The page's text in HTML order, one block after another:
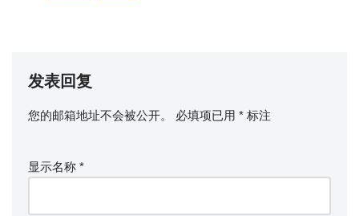
发表回复
您的邮箱地址不会被公开。 必填项已用 * 标注
显示名称 *